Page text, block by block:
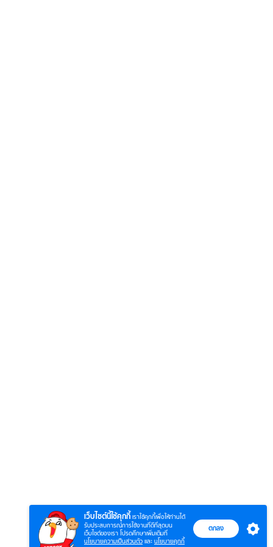
6 พบเธอ (พากย์
ไทย) 7 (Uncut Ver.) 8 (พาก
เว็บไซต์นี้ใช้คุกกี้ เราใช้คุกกี้เพื่อให้ท่านได้
รับประสบการณ์การใช้งานที่ดีที่สุดบน
เว็บไซต์ของเรา โปรดศึกษาเพิ่มเติมที่
นโยบายความเป็นส่วนตัว และ นโยบายคุกกี้
ตกลง